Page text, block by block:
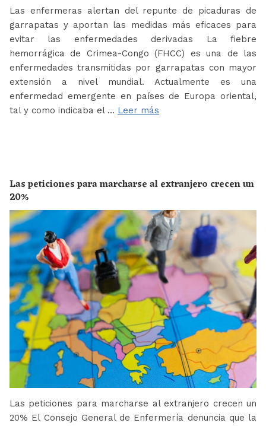
Las enfermeras alertan del repunte de picaduras de
garrapatas y aportan las medidas más eficaces para
evitar las enfermedades derivadas La fiebre
hemorrágica de Crimea-Congo (FHCC) es una de las
enfermedades transmitidas por garrapatas con mayor
extensión a nivel mundial. Actualmente es una
enfermedad emergente en países de Europa oriental,
tal y como indicaba el … Leer más
Las peticiones para marcharse al extranjero crecen un
20%
Las peticiones para marcharse al extranjero crecen un
20% El Consejo General de Enfermería denuncia que la